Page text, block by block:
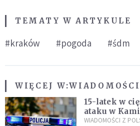
TEMATY W ARTYKULE
#kraków #pogoda #śdm
WIĘCEJ W:
15-latek w
ataku w
Policja
WIADOMOŚCI Z